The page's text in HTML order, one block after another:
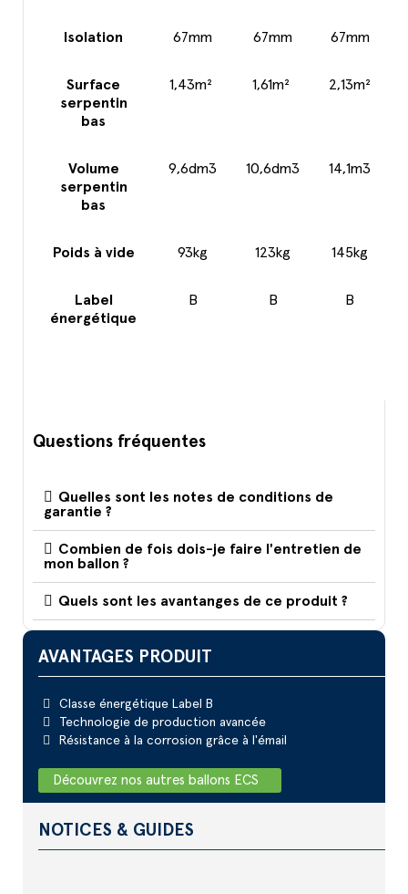
Isolation 67mm 67mm 67mm
Surface
serpentin
bas
1,43m² 1,61m² 2,13m²
Volume
serpentin
bas
9,6dm3 10,6dm3 14,1m3
Poids à vide 93kg 123kg 145kg
Label
énergétique
B B B
Questions fréquentes
Quelles sont les notes de conditions de
garantie ?
Combien de fois dois-je faire l'entretien de
mon ballon ?
Quels sont les avantanges de ce produit ?
AVANTAGES PRODUIT
Classe énergétique Label B
Technologie de production avancée
Résistance à la corrosion grâce à l'émail
Découvrez nos autres ballons ECS
NOTICES & GUIDES